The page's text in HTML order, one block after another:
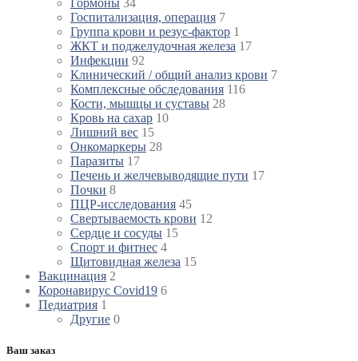
Госпитализация, операция 7
Группа крови и резус-фактор 1
ЖКТ и поджелудочная железа 17
Инфекции 92
Клинический / общий анализ крови 7
Комплексные обследования 116
Кости, мышцы и суставы 28
Кровь на сахар 10
Лишний вес 15
Онкомаркеры 28
Паразиты 17
Печень и желчевыводящие пути 17
Почки 8
ПЦР-исследования 45
Свертываемость крови 12
Сердце и сосуды 15
Спорт и фитнес 4
Щитовидная железа 15
Вакцинация 2
Коронавирус Covid19 6
Педиатрия 1
Другие 0
Ваш заказ